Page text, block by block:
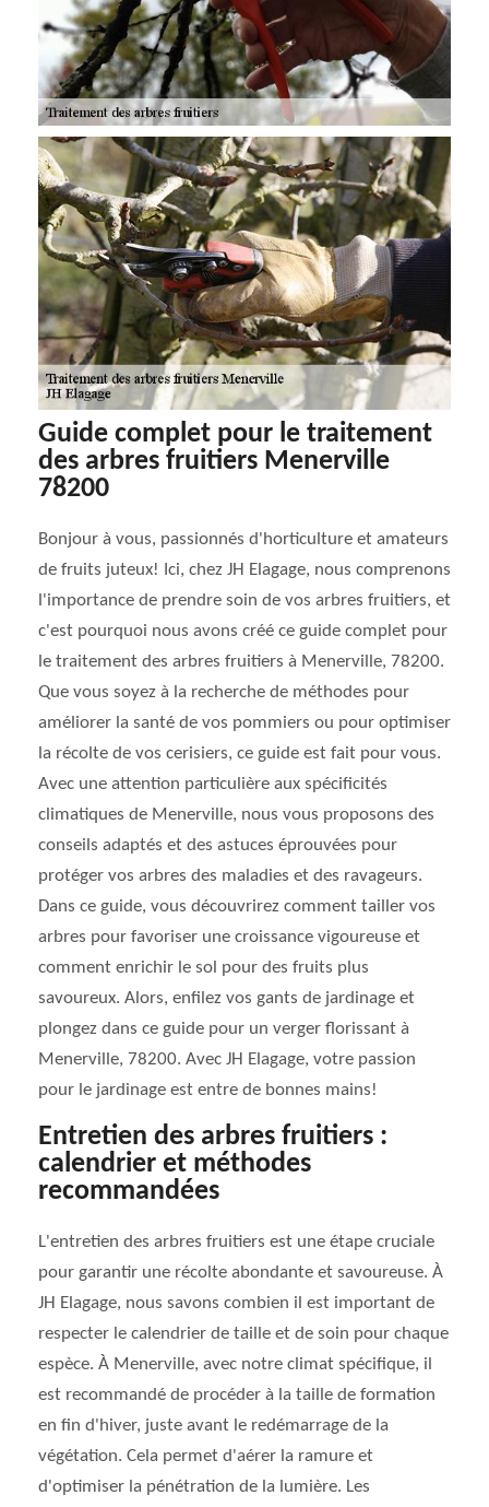
Guide complet pour le traitement
des arbres fruitiers Menerville
78200
Bonjour à vous, passionnés d'horticulture et amateurs
de fruits juteux! Ici, chez JH Elagage, nous comprenons
l'importance de prendre soin de vos arbres fruitiers, et
c'est pourquoi nous avons créé ce guide complet pour
le traitement des arbres fruitiers à Menerville, 78200.
Que vous soyez à la recherche de méthodes pour
améliorer la santé de vos pommiers ou pour optimiser
la récolte de vos cerisiers, ce guide est fait pour vous.
Avec une attention particulière aux spécificités
climatiques de Menerville, nous vous proposons des
conseils adaptés et des astuces éprouvées pour
protéger vos arbres des maladies et des ravageurs.
Dans ce guide, vous découvrirez comment tailler vos
arbres pour favoriser une croissance vigoureuse et
comment enrichir le sol pour des fruits plus
savoureux. Alors, enfilez vos gants de jardinage et
plongez dans ce guide pour un verger florissant à
Menerville, 78200. Avec JH Elagage, votre passion
pour le jardinage est entre de bonnes mains!
Entretien des arbres fruitiers :
calendrier et méthodes
recommandées
L'entretien des arbres fruitiers est une étape cruciale
pour garantir une récolte abondante et savoureuse. À
JH Elagage, nous savons combien il est important de
respecter le calendrier de taille et de soin pour chaque
espèce. À Menerville, avec notre climat spécifique, il
est recommandé de procéder à la taille de formation
en fin d'hiver, juste avant le redémarrage de la
végétation. Cela permet d'aérer la ramure et
d'optimiser la pénétration de la lumière. Les